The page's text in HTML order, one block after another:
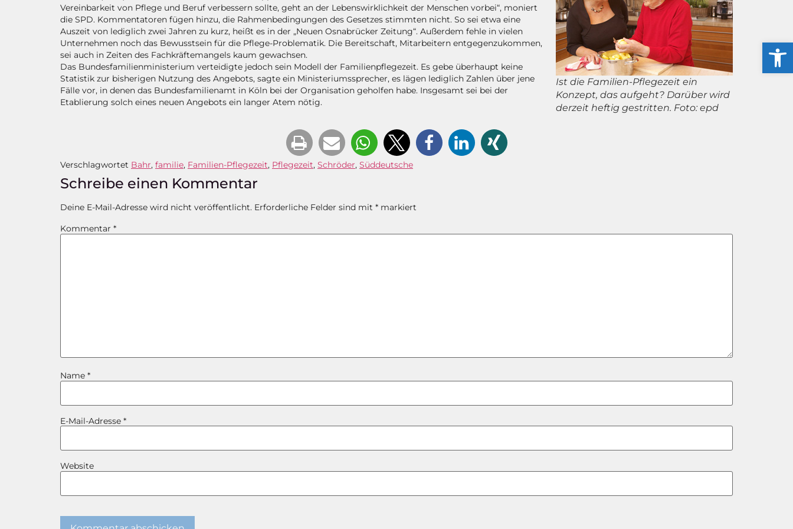
Ist die Familien-Pflegezeit ein
Konzept, das aufgeht? Darüber wird
derzeit heftig gestritten. Foto: epd
Vereinbarkeit von Pflege und Beruf verbessern sollte, geht an der Lebenswirklichkeit der Menschen vorbei“, moniert
die SPD. Kommentatoren fügen hinzu, die Rahmenbedingungen des Gesetzes stimmten nicht. So sei etwa eine
Auszeit von lediglich zwei Jahren zu kurz, heißt es in der „Neuen Osnabrücker Zeitung“. Außerdem fehle in vielen
Unternehmen noch das Bewusstsein für die Pflege-Problematik. Die Bereitschaft, Mitarbeitern entgegenzukommen,
sei auch in Zeiten des Fachkräftemangels kaum gewachsen.
Das Bundesfamilienministerium verteidigte jedoch sein Modell der Familienpflegezeit. Es gebe überhaupt keine
Statistik zur bisherigen Nutzung des Angebots, sagte ein Ministeriumssprecher, es lägen lediglich Zahlen über jene
Fälle vor, in denen das Bundesfamilienamt in Köln bei der Organisation geholfen habe. Insgesamt sei bei der
Etablierung solch eines neuen Angebots ein langer Atem nötig.
Verschlagwortet Bahr, familie, Familien-Pflegezeit, Pflegezeit, Schröder, Süddeutsche
Schreibe einen Kommentar
Deine E-Mail-Adresse wird nicht veröffentlicht. Erforderliche Felder sind mit * markiert
Kommentar *
Name *
E-Mail-Adresse *
Website